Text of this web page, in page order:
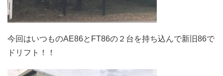
今回はいつものAE86とFT86の２台を持ち込んで新旧86で
ドリフト！！